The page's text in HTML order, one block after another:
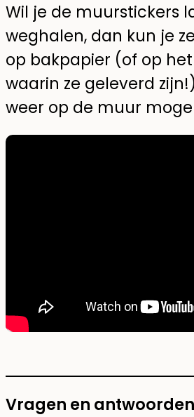
Wil je de muurstickers
weghalen, dan kun je
op bakpapier (of op
waarin ze geleverd
weer op de muur
Vragen en antwoorden